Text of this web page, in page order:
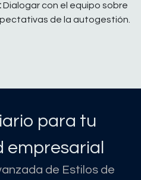
Dialogar con el equipo sobre
de la autogestión.
para tu
empresarial
de Estilos de